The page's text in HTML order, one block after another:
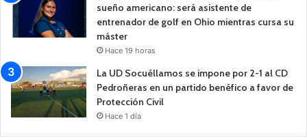
sueño americano: será asistente de
entrenador de golf en Ohio mientras cursa su
máster
Hace 19 horas
La UD Socuéllamos se impone por 2-1 al CD
Pedroñeras en un partido benéfico a favor de
Protección Civil
Hace 1 día